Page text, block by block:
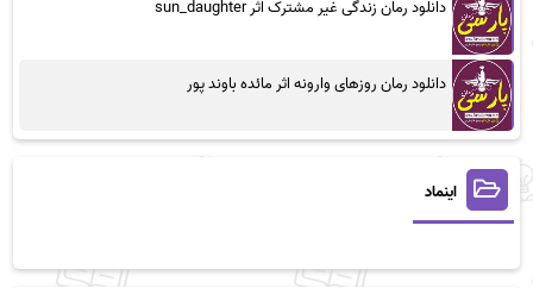
دانلود رمان زندگی غیر مشترک اثر sun_daughter
دانلود رمان روزهای وارونه اثر مائده باوند پور
اینماد